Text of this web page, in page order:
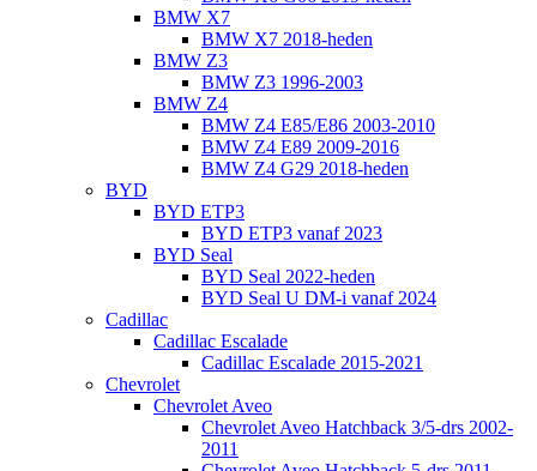
BMW X7
BMW X7 2018-heden
BMW Z3
BMW Z3 1996-2003
BMW Z4
BMW Z4 E85/E86 2003-2010
BMW Z4 E89 2009-2016
BMW Z4 G29 2018-heden
BYD
BYD ETP3
BYD ETP3 vanaf 2023
BYD Seal
BYD Seal 2022-heden
BYD Seal U DM-i vanaf 2024
Cadillac
Cadillac Escalade
Cadillac Escalade 2015-2021
Chevrolet
Chevrolet Aveo
Chevrolet Aveo Hatchback 3/5-drs 2002-
2011